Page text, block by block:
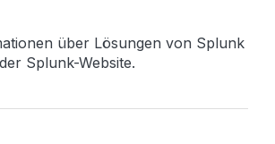
über Lösungen von Splunk
Splunk-Website.